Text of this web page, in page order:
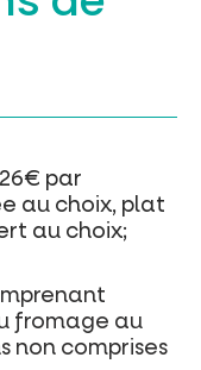
par
au choix, plat
au choix;
fromage au
non comprises